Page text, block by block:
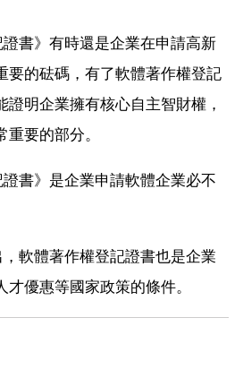
書》有時還是企業在申請高新
要的砝碼，有了軟體著作權登記
明企業擁有核心自主智財權，
要的部分。
書》是企業申請軟體企業必不
，軟體著作權登記證書也是企業
優惠等國家政策的條件。